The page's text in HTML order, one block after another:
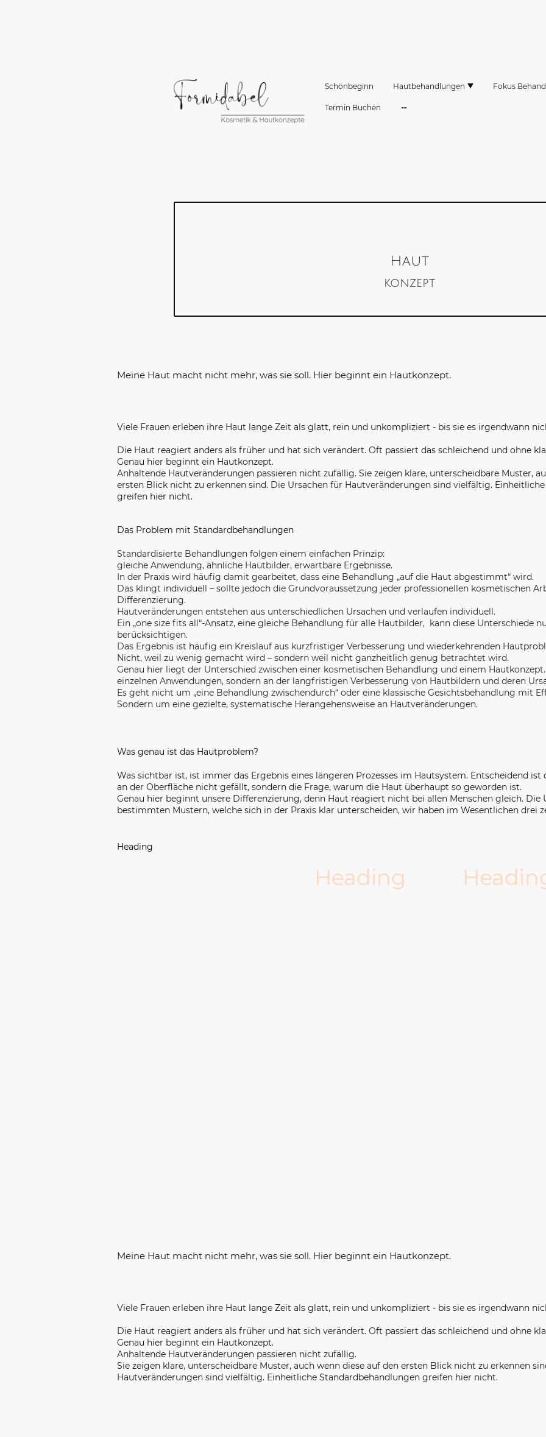
Schönbeginn Hautbehandlungen Fokus
Termin Buchen
Haut
konzept
Meine Haut macht nicht mehr, was sie soll. Hier beginnt ein Hautkonzept.
Viele Frauen erleben ihre Haut lange Zeit als glatt, rein und unkompliziert - bis sie es irgendwann
Die Haut reagiert anders als früher und hat sich verändert. Oft passiert das schleichend und ohne
Genau hier beginnt ein Hautkonzept.
Anhaltende Hautveränderungen passieren nicht zufällig. Sie zeigen klare, unterscheidbare Muster,
ersten Blick nicht zu erkennen sind. Die Ursachen für Hautveränderungen sind vielfältig.
greifen hier nicht.
Das Problem mit Standardbehandlungen
Standardisierte Behandlungen folgen einem einfachen Prinzip:
gleiche Anwendung, ähnliche Hautbilder, erwartbare Ergebnisse.
In der Praxis wird häufig damit gearbeitet, dass eine Behandlung „auf die Haut abgestimmt“ wird.
Das klingt individuell – sollte jedoch die Grundvoraussetzung jeder professionellen kosmetischen
Differenzierung.
Hautveränderungen entstehen aus unterschiedlichen Ursachen und verlaufen individuell.
Ein „one size fits all“-Ansatz, eine gleiche Behandlung für alle Hautbilder, kann diese Unterschiede
berücksichtigen.
Das Ergebnis ist häufig ein Kreislauf aus kurzfristiger Verbesserung und wiederkehrenden
Nicht, weil zu wenig gemacht wird – sondern weil nicht ganzheitlich genug betrachtet wird.
Genau hier liegt der Unterschied zwischen einer kosmetischen Behandlung und einem
einzelnen Anwendungen, sondern an der langfristigen Verbesserung von Hautbildern und deren
Es geht nicht um „eine Behandlung zwischendurch“ oder eine klassische Gesichtsbehandlung mit
Sondern um eine gezielte, systematische Herangehensweise an Hautveränderungen.
Was genau ist das Hautproblem?
Was sichtbar ist, ist immer das Ergebnis eines längeren Prozesses im Hautsystem. Entscheidend ist
an der Oberfläche nicht gefällt, sondern die Frage, warum die Haut überhaupt so geworden ist.
Genau hier beginnt unsere Differenzierung, denn Haut reagiert nicht bei allen Menschen gleich. Die
bestimmten Mustern, welche sich in der Praxis klar unterscheiden, wir haben im Wesentlichen drei
Heading
Heading
Meine Haut macht nicht mehr, was sie soll. Hier beginnt ein Hautkonzept.
Viele Frauen erleben ihre Haut lange Zeit als glatt, rein und unkompliziert - bis sie es irgendwann
Die Haut reagiert anders als früher und hat sich verändert. Oft passiert das schleichend und ohne
Genau hier beginnt ein Hautkonzept.
Anhaltende Hautveränderungen passieren nicht zufällig.
Sie zeigen klare, unterscheidbare Muster, auch wenn diese auf den ersten Blick nicht zu erkennen
Hautveränderungen sind vielfältig. Einheitliche Standardbehandlungen greifen hier nicht.